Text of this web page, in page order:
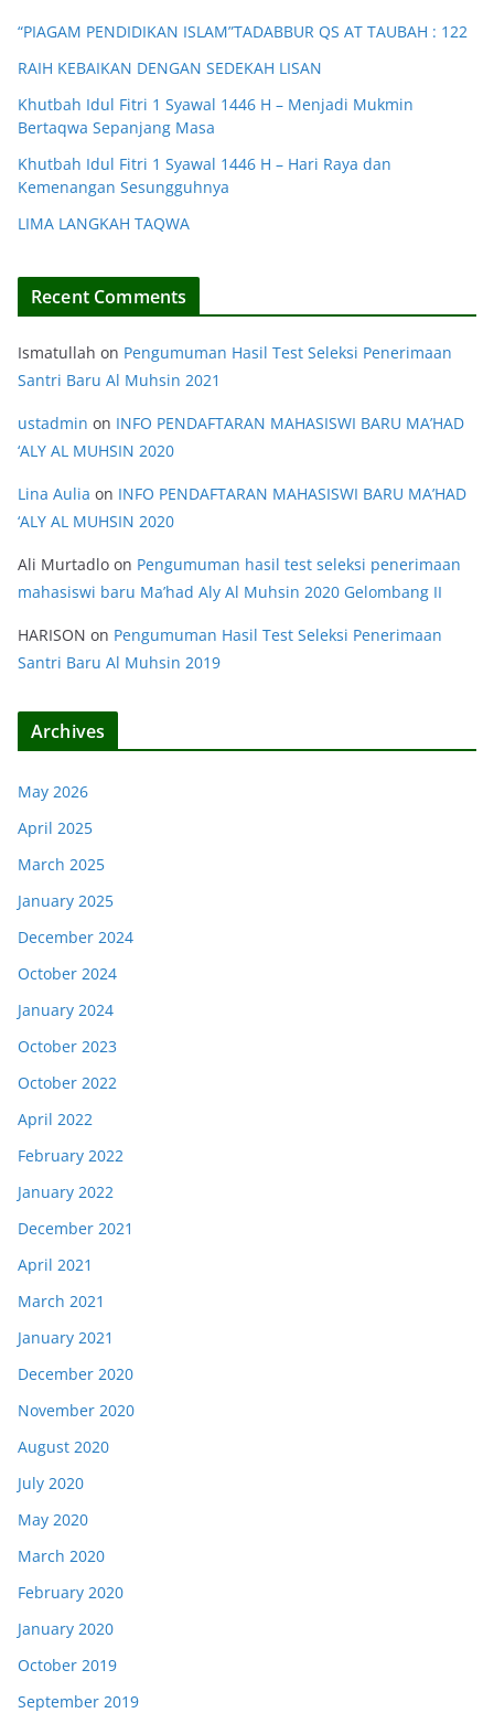
“PIAGAM PENDIDIKAN ISLAM”TADABBUR QS AT TAUBAH : 122
RAIH KEBAIKAN DENGAN SEDEKAH LISAN
Khutbah Idul Fitri 1 Syawal 1446 H – Menjadi Mukmin
Bertaqwa Sepanjang Masa
Khutbah Idul Fitri 1 Syawal 1446 H – Hari Raya dan
Kemenangan Sesungguhnya
LIMA LANGKAH TAQWA
Recent Comments
Ismatullah on Pengumuman Hasil Test Seleksi Penerimaan
Santri Baru Al Muhsin 2021
ustadmin on INFO PENDAFTARAN MAHASISWI BARU MA’HAD
‘ALY AL MUHSIN 2020
Lina Aulia on INFO PENDAFTARAN MAHASISWI BARU MA’HAD
‘ALY AL MUHSIN 2020
Ali Murtadlo on Pengumuman hasil test seleksi penerimaan
mahasiswi baru Ma’had Aly Al Muhsin 2020 Gelombang II
HARISON on Pengumuman Hasil Test Seleksi Penerimaan
Santri Baru Al Muhsin 2019
Archives
May 2026
April 2025
March 2025
January 2025
December 2024
October 2024
January 2024
October 2023
October 2022
April 2022
February 2022
January 2022
December 2021
April 2021
March 2021
January 2021
December 2020
November 2020
August 2020
July 2020
May 2020
March 2020
February 2020
January 2020
October 2019
September 2019